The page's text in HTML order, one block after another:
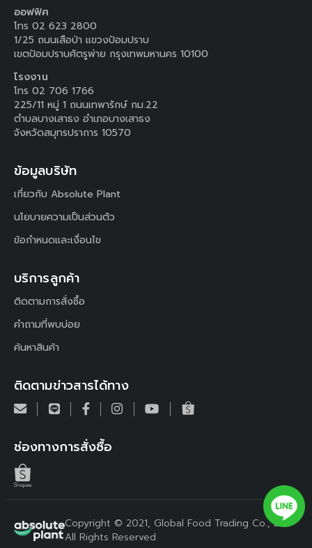
ออฟฟิศ
โทร 02 623 2800
1/25 ถนนเสือป่า แขวงป้อมปราบ
เขตป้อมปราบศัตรูพ่าย กรุงเทพมหานคร 10100
โรงงาน
โทร 02 706 1766
225/11 หมู่ 1 ถนนเทพารักษ์ กม.22
ตำบลบางเสาธง อำเภอบางเสาธง
จังหวัดสมุทรปราการ 10570
ข้อมูลบริษัท
เกี่ยวกับ Absolute Plant
นโยบายความเป็นส่วนตัว
ข้อกำหนดและเงื่อนไข
บริการลูกค้า
ติดตามการสั่งซื้อ
คำถามที่พบบ่อย
ค้นหาสินค้า
ติดตามข่าวสารได้ทาง
ช่องทางการสั่งซื้อ
Copyright © 2021, Global Food Trading Co., Ltd.
All Rights Reserved